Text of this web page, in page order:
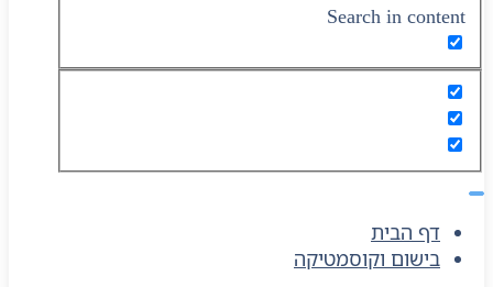
Search in content
דף הבית
בישום וקוסמטיקה